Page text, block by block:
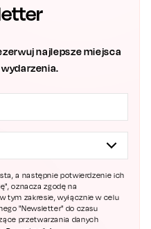
najlepsze miejsca
a następnie potwierdzenie ich
oznacza zgodę na
tym zakresie, wyłącznie w celu
"Newsletter" do czasu
przetwarzania danych